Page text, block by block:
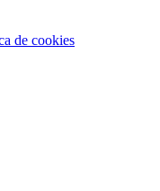
de cookies